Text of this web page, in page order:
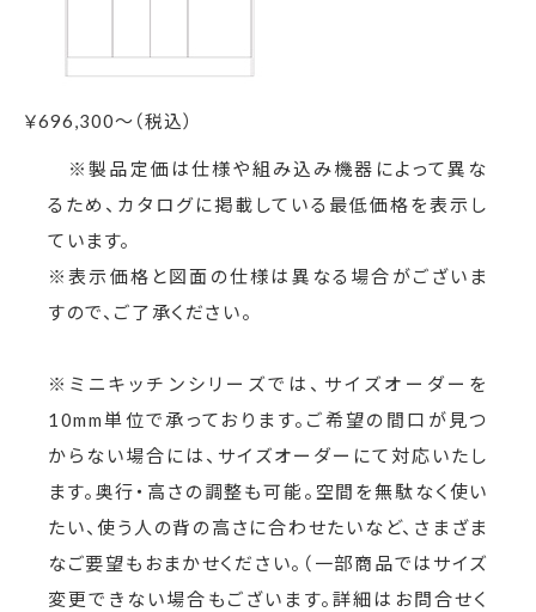
￥696,300～（税込）
※製品定価は仕様や組み込み機器によって異な
るため、カタログに掲載している最低価格を表示し
ています。
※表示価格と図面の仕様は異なる場合がございま
すので、ご了承ください。
※ミニキッチンシリーズでは、サイズオーダーを
10mm単位で承っております。ご希望の間口が見つ
からない場合には、サイズオーダーにて対応いたし
ます。奥行・高さの調整も可能。空間を無駄なく使い
たい、使う人の背の高さに合わせたいなど、さまざま
なご要望もおまかせください。（一部商品ではサイズ
変更できない場合もございます。詳細はお問合せく